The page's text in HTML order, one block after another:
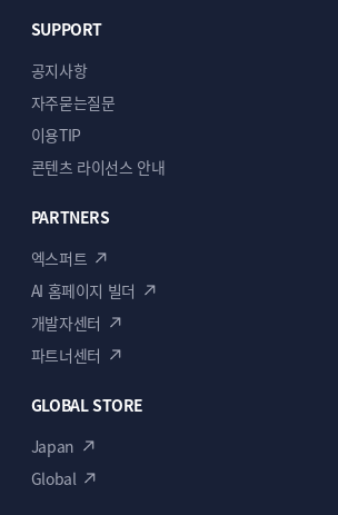
상품 조회, 장바구니, 구매 등
태그 관리 시스템 구축
SUPPORT
공지사항
자주묻는질문
이용TIP
콘텐츠 라이선스 안내
PARTNERS
엑스퍼트
AI 홈페이지 빌더
개발자센터
파트너센터
GLOBAL STORE
Japan
Global